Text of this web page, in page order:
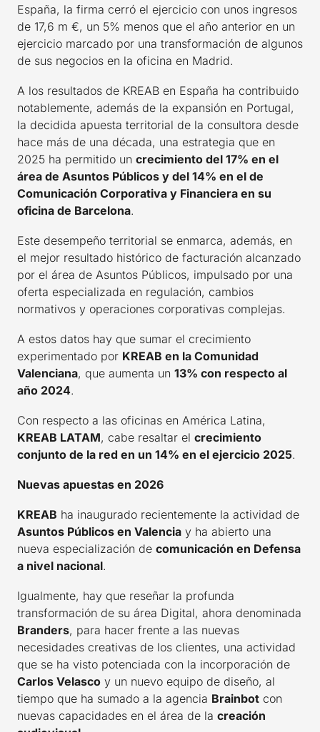
España, la firma cerró el ejercicio con unos ingresos
de 17,6 m €, un 5% menos que el año anterior en un
ejercicio marcado por una transformación de algunos
de sus negocios en la oficina en Madrid.
A los resultados de KREAB en España ha contribuido
notablemente, además de la expansión en Portugal,
la decidida apuesta territorial de la consultora desde
hace más de una década, una estrategia que en
2025 ha permitido un crecimiento del 17% en el
área de Asuntos Públicos y del 14% en el de
Comunicación Corporativa y Financiera en su
oficina de Barcelona.
Este desempeño territorial se enmarca, además, en
el mejor resultado histórico de facturación alcanzado
por el área de Asuntos Públicos, impulsado por una
oferta especializada en regulación, cambios
normativos y operaciones corporativas complejas.
A estos datos hay que sumar el crecimiento
experimentado por KREAB en la Comunidad
Valenciana, que aumenta un 13% con respecto al
año 2024.
Con respecto a las oficinas en América Latina,
KREAB LATAM, cabe resaltar el crecimiento
conjunto de la red en un 14% en el ejercicio 2025.
Nuevas apuestas en 2026
KREAB ha inaugurado recientemente la actividad de
Asuntos Públicos en Valencia y ha abierto una
nueva especialización de comunicación en Defensa
a nivel nacional.
Igualmente, hay que reseñar la profunda
transformación de su área Digital, ahora denominada
Branders, para hacer frente a las nuevas
necesidades creativas de los clientes, una actividad
que se ha visto potenciada con la incorporación de
Carlos Velasco y un nuevo equipo de diseño, al
tiempo que ha sumado a la agencia Brainbot con
nuevas capacidades en el área de la creación